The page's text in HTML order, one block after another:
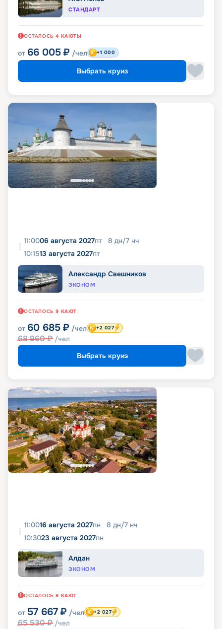
СТАНДАРТ
ОСТАЛОСЬ 4 КАЮТЫ
от 66 005 ₽ /чел +1 000
Выбрать круиз
11:0006 августа 2027пт 8 дн/7 нч
10:1513 августа 2027пт
Александр Свешников
ЭКОНОМ
ОСТАЛОСЬ 9 КАЮТ
от 60 685 ₽ /чел
68 960₽ /чел
+2 027
Выбрать круиз
11:0016 августа 2027пн 8 дн/7 нч
10:3023 августа 2027пн
Алдан
ЭКОНОМ
ОСТАЛОСЬ 8 КАЮТ
от 57 667 ₽ /чел
65 530₽ /чел
+2 027